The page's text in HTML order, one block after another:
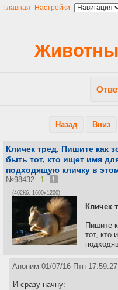
Главная Настройки
Назад Вниз
Кличек тред. Пишите как
быть тот, кто ищет имя
подходящую кличку в
№98432 1
(402Кб, 1600x1200)
Кличек
Пишите
тот, кто
Аноним 01/07/16 Птн 17:59:27
И сразу начну: